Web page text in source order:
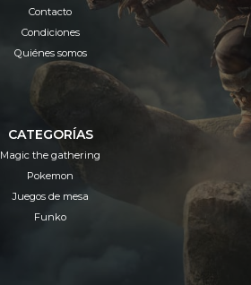
Contacto
Condiciones
Quiénes somos
CATEGORÍAS
Magic the gathering
Pokemon
Juegos de mesa
Funko